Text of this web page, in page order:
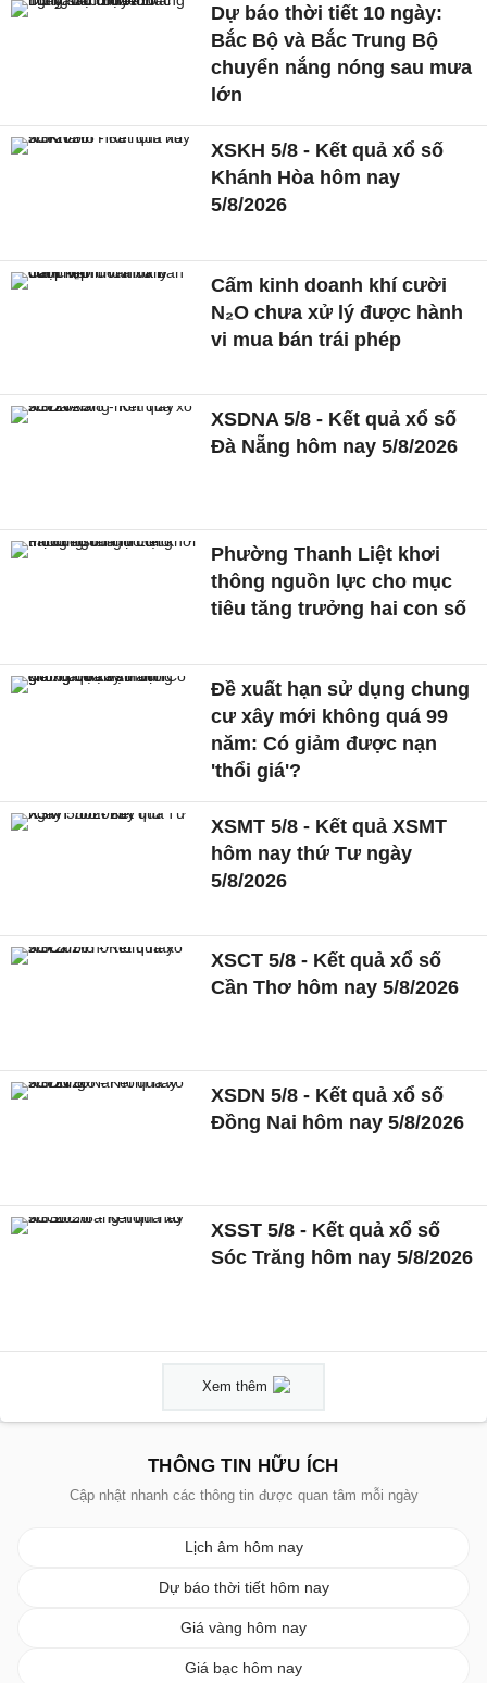
Dự báo thời tiết 10 ngày:
Bắc Bộ và Bắc Trung Bộ
chuyển nắng nóng sau mưa
lớn
XSKH 5/8 - Kết quả xổ số
Khánh Hòa hôm nay
5/8/2026
Cấm kinh doanh khí cười
N₂O chưa xử lý được hành
vi mua bán trái phép
XSDNA 5/8 - Kết quả xổ số
Đà Nẵng hôm nay 5/8/2026
Phường Thanh Liệt khơi
thông nguồn lực cho mục
tiêu tăng trưởng hai con số
Đề xuất hạn sử dụng chung
cư xây mới không quá 99
năm: Có giảm được nạn
'thổi giá'?
XSMT 5/8 - Kết quả XSMT
hôm nay thứ Tư ngày
5/8/2026
XSCT 5/8 - Kết quả xổ số
Cần Thơ hôm nay 5/8/2026
XSDN 5/8 - Kết quả xổ số
Đồng Nai hôm nay 5/8/2026
XSST 5/8 - Kết quả xổ số
Sóc Trăng hôm nay 5/8/2026
Xem thêm
THÔNG TIN HỮU ÍCH
Cập nhật nhanh các thông tin được quan tâm mỗi ngày
Lịch âm hôm nay
Dự báo thời tiết hôm nay
Giá vàng hôm nay
Giá bạc hôm nay